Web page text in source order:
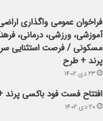
فراخوان عمومی واگذاری
آموزشی، ورزشی، درمانی،
مسکونی / فرصت استثنایی
پرند + طرح
۲۳ دی ۱۴۰۲
افتتاح فست فود باکسی پرند
۲۰ دی ۱۴۰۲